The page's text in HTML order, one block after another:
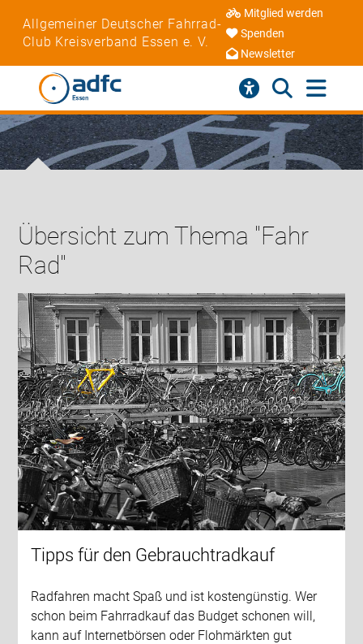
Allgemeiner Deutscher Fahrrad-
Club Kreisverband Essen e. V.
Mitglied werden
Spenden
Newsletter
Übersicht zum Thema "Fahr
Rad"
Tipps für den Gebrauchtradkauf
Radfahren macht Spaß und ist kostengünstig. Wer
schon beim Fahrradkauf das Budget schonen will,
kann auf Internetbörsen oder Flohmärkten gut